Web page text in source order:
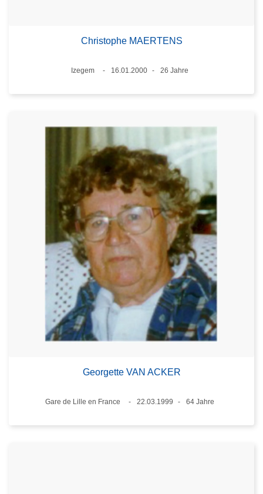
Christophe MAERTENS
Standort
Izegem
16.01.2000
26 Jahre
Georgette VAN ACKER
Standort
Gare de Lille en France
22.03.1999
64 Jahre